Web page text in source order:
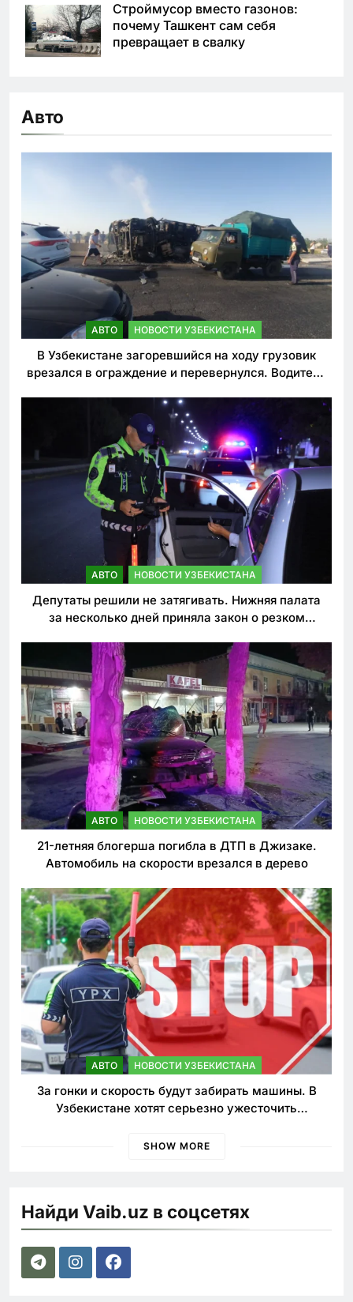
Строймусор вместо газонов:
почему Ташкент сам себя
превращает в свалку
Авто
АВТО НОВОСТИ УЗБЕКИСТАНА
В Узбекистане загоревшийся на ходу грузовик
врезался в ограждение и перевернулся. Водитель
АВТО НОВОСТИ УЗБЕКИСТАНА
Депутаты решили не затягивать. Нижняя палата
за несколько дней приняла закон о резком
АВТО НОВОСТИ УЗБЕКИСТАНА
21-летняя блогерша погибла в ДТП в Джизаке.
Автомобиль на скорости врезался в дерево
АВТО НОВОСТИ УЗБЕКИСТАНА
За гонки и скорость будут забирать машины. В
Узбекистане хотят серьезно ужесточить
SHOW MORE
Найди Vaib.uz в соцсетях